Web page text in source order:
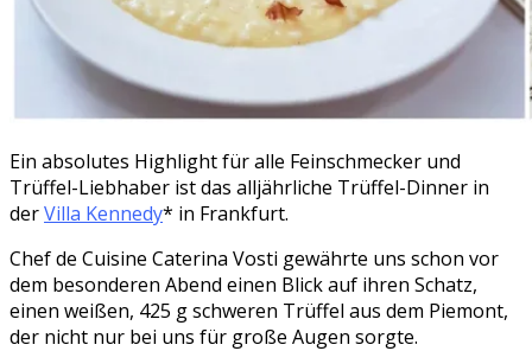
Ein absolutes Highlight für alle Feinschmecker und
Trüffel-Liebhaber ist das alljährliche Trüffel-Dinner in
derVilla Kennedy* in Frankfurt.
Chef de Cuisine Caterina Vosti gewährte uns schon vor
dem besonderen Abend einen Blick auf ihren Schatz,
einen weißen, 425 g schweren Trüffel aus dem Piemont,
der nicht nur bei uns für große Augen sorgte.